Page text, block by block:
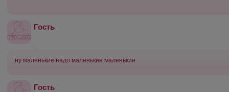
Гость
ну маленькие надо маленькие маленькие
Гость